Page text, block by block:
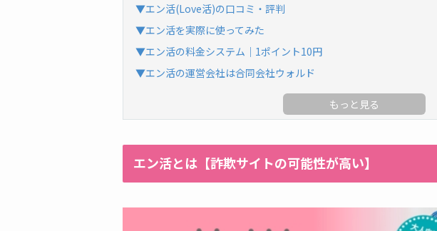
▼エン活(Love活)の口コミ・評判
▼エン活を実際に使ってみた
▼エン活の料金システム｜1ポイント10円
▼エン活の運営会社は合同会社ウォルド
エン活とは【詐欺サイトの可能性が高い】